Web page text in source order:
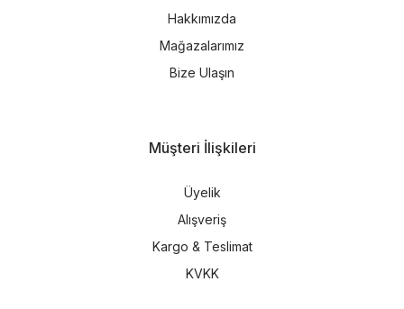
Hakkımızda
Mağazalarımız
Bize Ulaşın
Müşteri İlişkileri
Üyelik
Alışveriş
Kargo & Teslimat
KVKK